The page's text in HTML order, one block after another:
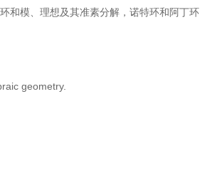
模、理想及其准素分解，诺特环和阿丁
geometry.